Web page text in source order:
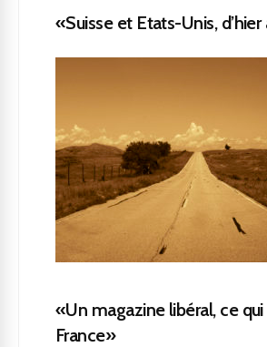
«Suisse et Etats-Unis, d’hier
«Un magazine libéral, ce qui
France»